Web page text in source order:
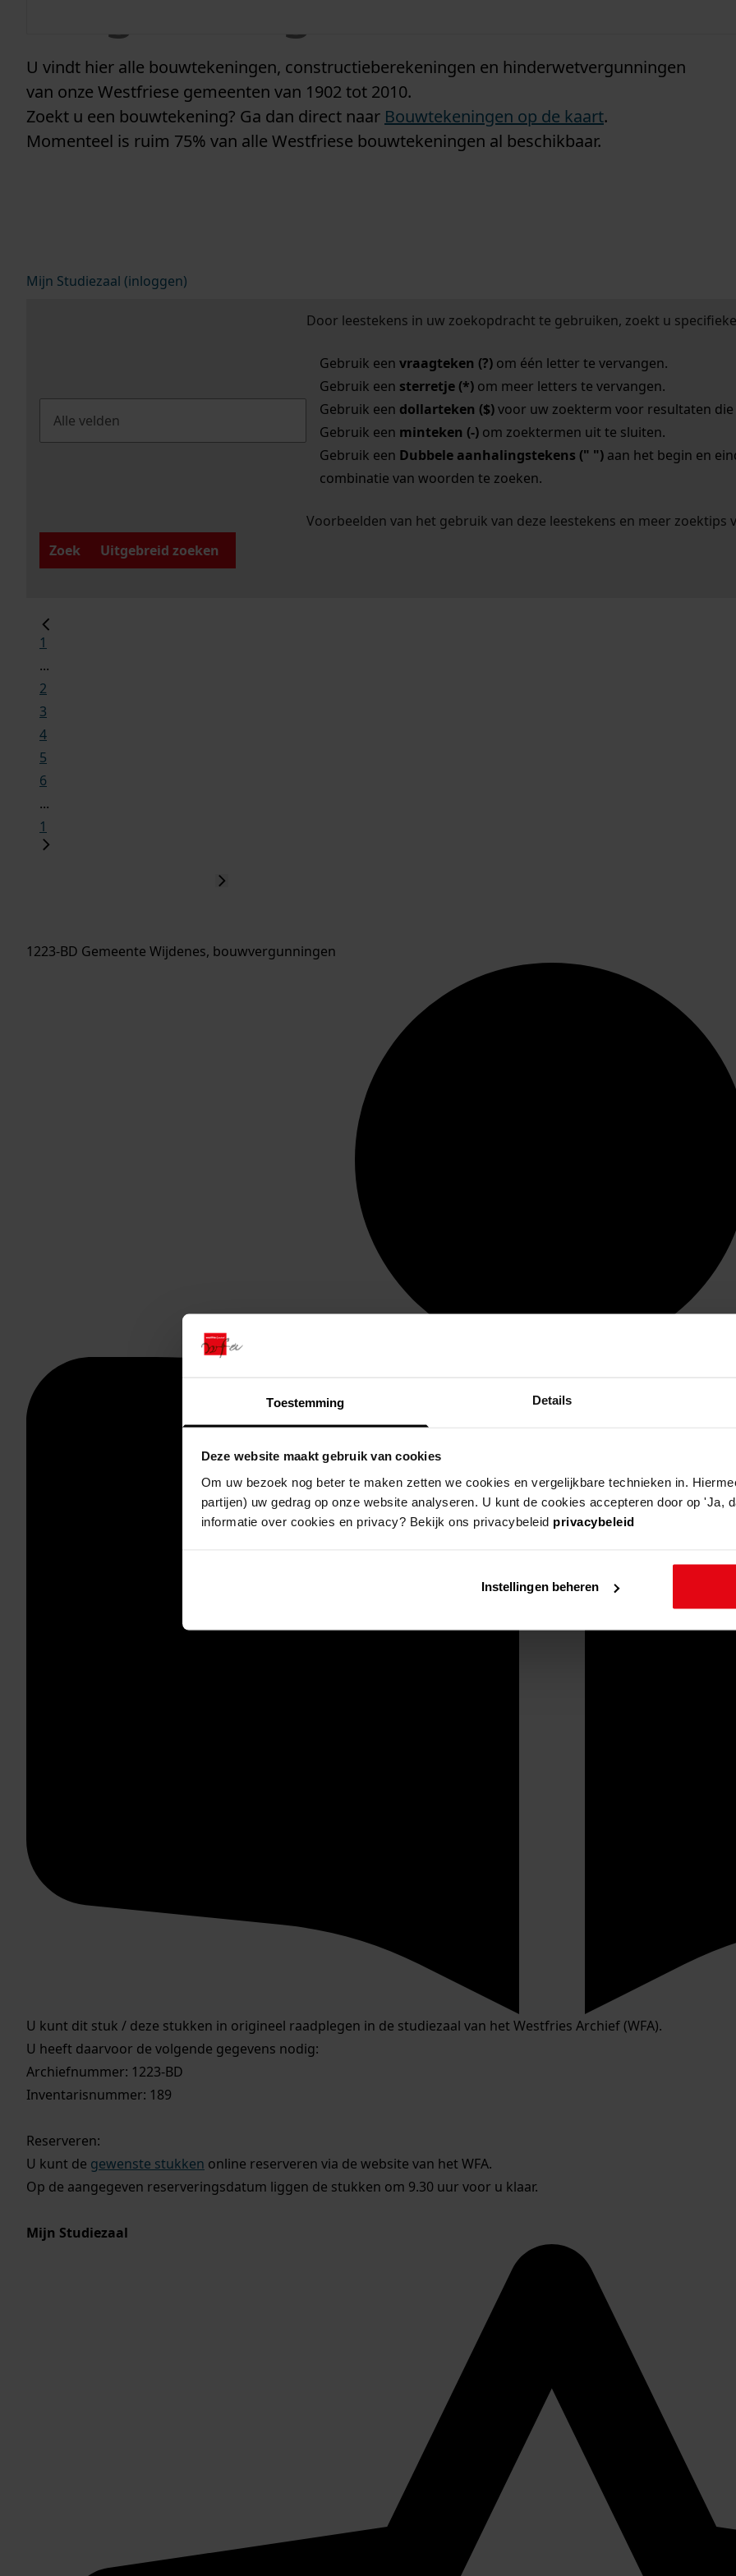
Toestemming Details
Deze website maakt gebruik van cookies
Om uw bezoek nog beter te maken zetten we cookies en vergelijkbare technieken in.
partijen) uw gedrag op onze website analyseren. U kunt de cookies accepteren door op 'Ja,
informatie over cookies en privacy? Bekijk ons privacybeleid privacybeleid
Instellingen beheren
U vindt hier alle bouwtekeningen, constructieberekeningen en hinderwetvergunningen
van onze Westfriese gemeenten van 1902 tot 2010.
Zoekt u een bouwtekening? Ga dan direct naar Bouwtekeningen op de kaart.
Momenteel is ruim 75% van alle Westfriese bouwtekeningen al beschikbaar.
Mijn Studiezaal (inloggen)
Door leestekens in uw zoekopdracht te gebruiken, zoekt u
Gebruik een vraagteken (?)om één letter te vervangen.
Gebruik een sterretje (*)om meer letters te vervangen.
Gebruik een dollarteken ($)voor uw zoekterm voor resultaten die
Gebruik een minteken (-)om zoektermen uit te sluiten.
Gebruik een Dubbele aanhalingstekens (" ")aan het begin en
combinatie van woorden te zoeken.
Voorbeelden van het gebruik van deze leestekens en meer zoektips
Zoek
Uitgebreid zoeken
1
...
2
3
4
5
6
...
1
1223-BD Gemeente Wijdenes, bouwvergunningen
U kunt dit stuk / deze stukken in origineel raadplegen in de studiezaal van het Westfries Archief (WFA).
U heeft daarvoor de volgende gegevens nodig:
Archiefnummer: 1223-BD
Inventarisnummer: 189
Reserveren:
U kunt de gewenste stukken online reserveren via de website van het WFA.
Op de aangegeven reserveringsdatum liggen de stukken om 9.30 uur voor u klaar.
Mijn Studiezaal